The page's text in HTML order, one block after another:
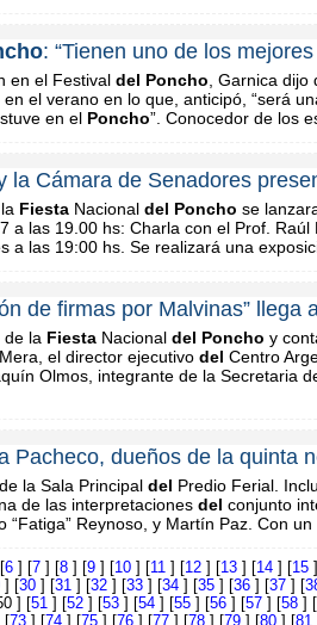
: “Tienen uno de los
en el Festival del Poncho , Garnica
el verano en lo que, anticipó, “será
en el Poncho”. Conocedor de los
la Cámara de Senadores
Fiesta Nacional del Poncho se
a las 19.00 hs: Charla con el Prof.
a las 19:00 hs. Se realizará una
de firmas por Malvinas” llega
de la Fiesta Nacional del Poncho y
el director ejecutivo del Centro
Olmos, integrante de la Secretaria
Pacheco, dueños de la quinta
la Sala Principal del Predio Ferial.
de las interpretaciones del conjunto
“Fatiga” Reynoso, y Martín Paz. Con
6 ] [7 ] [8 ] [9 ] [10 ] [11 ] [12 ] [13 ] [14 ] [15
] [30 ] [31 ] [32 ] [33 ] [34 ] [35 ] [36 ] [37 ] [
] [51 ] [52 ] [53 ] [54 ] [55 ] [56 ] [57 ] [58 ] [
[73 ] [74 ] [75 ] [76 ] [77 ] [78 ] [79 ] [80 ] [81